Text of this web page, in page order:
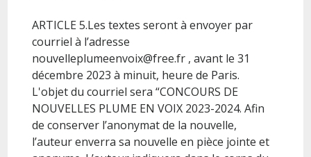
ARTICLE 5.Les textes seront à envoyer par
courriel à l’adresse
nouvelleplumeenvoix@free.fr , avant le 31
décembre 2023 à minuit, heure de Paris.
L'objet du courriel sera “CONCOURS DE
NOUVELLES PLUME EN VOIX 2023-2024. Afin
de conserver l’anonymat de la nouvelle,
l’auteur enverra sa nouvelle en pièce jointe et